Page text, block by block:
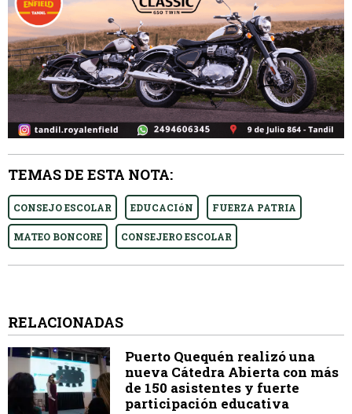
TEMAS DE ESTA NOTA:
CONSEJO ESCOLAR EDUCACIóN FUERZA PATRIA
MATEO BONCORE CONSEJERO ESCOLAR
RELACIONADAS
Puerto Quequén realizó una
nueva Cátedra Abierta con más
de 150 asistentes y fuerte
participación educativa